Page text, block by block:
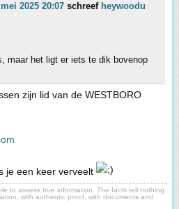
2025 20:07 schreef heywoodu
maar het ligt er iets te dik bovenop
zijn lid van de WESTBORO
je een keer verveelt
to assess true information. The facts tell nothing
with authentic proof, with documents and